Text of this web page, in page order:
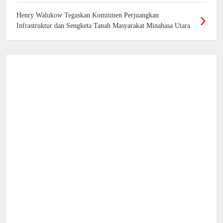
Henry Walukow Tegaskan Komitmen Perjuangkan
Infrastruktur dan Sengketa Tanah Masyarakat Minahasa Utara